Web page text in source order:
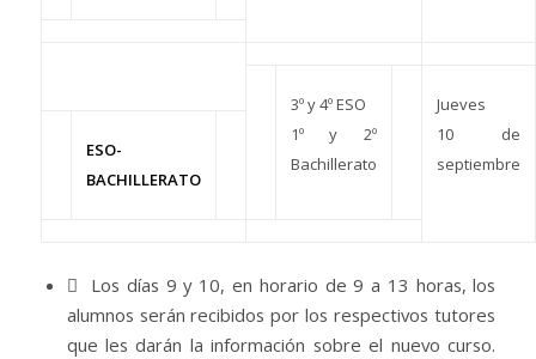
3º y 4º ESO
1º y 2º
Bachillerato
Jueves
10 de
septiembre
ESO-
BACHILLERATO
 Los días 9 y 10, en horario de 9 a 13 horas, los
alumnos serán recibidos por los respectivos tutores
que les darán la información sobre el nuevo curso.